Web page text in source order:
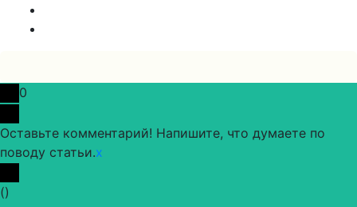
0
Оставьте комментарий! Напишите, что думаете по
поводу статьи.x
()